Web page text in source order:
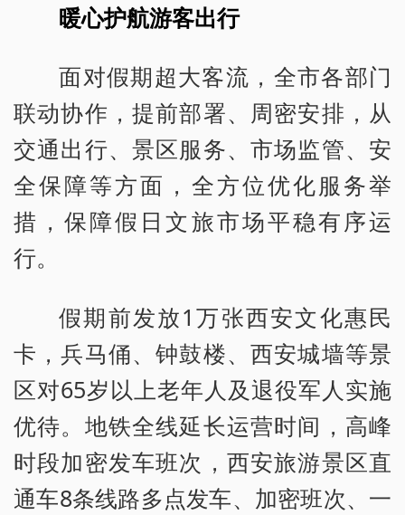
暖心护航游客出行
面对假期超大客流，全市各部门
联动协作，提前部署、周密安排，从
交通出行、景区服务、市场监管、安
全保障等方面，全方位优化服务举
措，保障假日文旅市场平稳有序运
行。
假期前发放1万张西安文化惠民
卡，兵马俑、钟鼓楼、西安城墙等景
区对65岁以上老年人及退役军人实施
优待。地铁全线延长运营时间，高峰
时段加密发车班次，西安旅游景区直
通车8条线路多点发车、加密班次、一